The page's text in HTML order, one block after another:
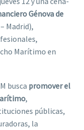
Génova de
Madrid),
Marítimo en
busca promover el
,
públicas,
la